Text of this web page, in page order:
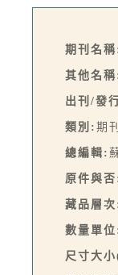
期刊名稱
其他名稱
出刊/發
類別: 期刊
總編輯:
原件與否
藏品層次
數量單位
尺寸大